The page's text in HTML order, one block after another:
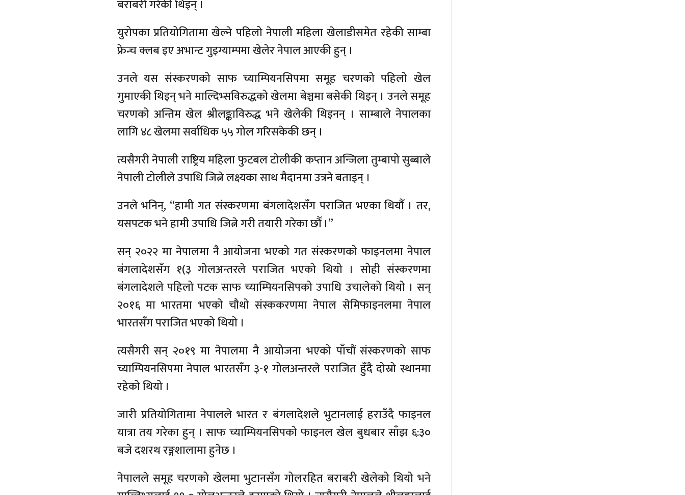
बराबरी गरेकी थिइन् ।
युरोपका प्रतियोगितामा खेल्ने पहिलो नेपाली महिला खेलाडीसमेत रहेकी साम्बा
फ्रेन्च क्लब इए अभान्ट गुइग्याम्पमा खेलेर नेपाल आएकी हुन् ।
उनले यस संस्करणको साफ च्याम्पियनसिपमा समूह चरणको पहिलो खेल
गुमाएकी थिइन् भने माल्दिभ्सविरुद्धको खेलमा बेञ्चमा बसेकी थिइन् । उनले समूह
चरणको अन्तिम खेल श्रीलङ्काविरुद्ध भने खेलेकी थिइनन् । साम्बाले नेपालका
लागि ४८ खेलमा सर्वाधिक ५५ गोल गरिसकेकी छन् ।
त्यसैगरी नेपाली राष्ट्रिय महिला फुटबल टोलीकी कप्तान अन्जिला तुम्बापो सुब्बाले
नेपाली टोलीले उपाधि जित्ने लक्ष्यका साथ मैदानमा उत्रने बताइन् ।
उनले भनिन्, “हामी गत संस्करणमा बंगलादेशसँग पराजित भएका थियौँ । तर,
यसपटक भने हामी उपाधि जित्ने गरी तयारी गरेका छौँ ।”
सन् २०२२ मा नेपालमा नै आयोजना भएको गत संस्करणको फाइनलमा नेपाल
बंगलादेशसँग १(३ गोलअन्तरले पराजित भएको थियो । सोही संस्करणमा
बंगलादेशले पहिलो पटक साफ च्याम्पियनसिपको उपाधि उचालेको थियो । सन्
२०१६ मा भारतमा भएको चौथो संस्ककरणमा नेपाल सेमिफाइनलमा नेपाल
भारतसँग पराजित भएको थियो ।
त्यसैगरी सन् २०१९ मा नेपालमा नै आयोजना भएको पाँचौं संस्करणको साफ
च्याम्पियनसिपमा नेपाल भारतसँग ३-१ गोलअन्तरले पराजित हुँदै दोस्रो स्थानमा
रहेको थियो ।
जारी प्रतियोगितामा नेपालले भारत र बंगलादेशले भुटानलाई हराउँदै फाइनल
यात्रा तय गरेका हुन् । साफ च्याम्पियनसिपको फाइनल खेल बुधबार साँझ ६:३०
बजे दशरथ रङ्गशालामा हुनेछ ।
नेपालले समूह चरणको खेलमा भुटानसँग गोलरहित बराबरी खेलेको थियो भने